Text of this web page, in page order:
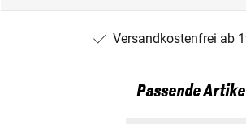
Versandkostenfrei ab
Passende